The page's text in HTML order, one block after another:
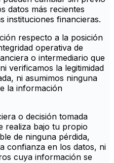
datos más recientes
instituciones financieras.
respecto a la posición
operativa de
o intermediario que
verificamos la legitimidad
ni asumimos ninguna
la información
o decisión tomada
realiza bajo tu propio
de ninguna pérdida,
confianza en los datos, ni
cuya información se